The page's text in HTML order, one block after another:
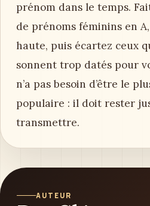
prénom dans le temps.
de prénoms féminins en
haute, puis écartez ceux
sonnent trop datés pour
n’a pas besoin d’être le
populaire : il doit rester
transmettre.
AUTEUR